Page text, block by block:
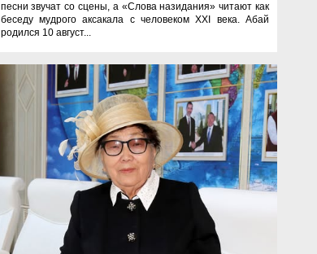
песни звучат со сцены, а «Слова назидания» читают как
беседу мудрого аксакала с человеком XXI века. Абай
родился 10 август...